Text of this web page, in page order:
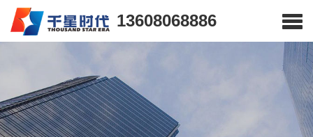
13608068886